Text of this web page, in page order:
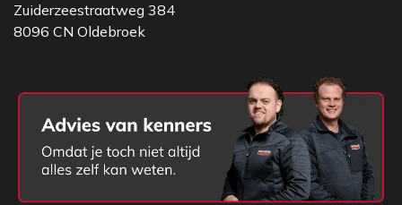
Zuiderzeestraatweg 384
8096 CN Oldebroek